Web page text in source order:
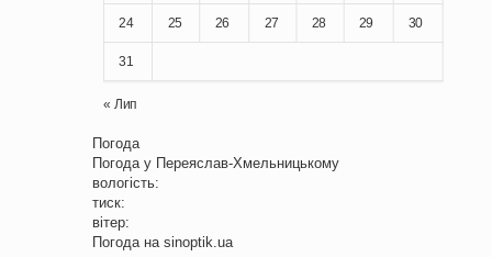
24 25 26 27 28 29 30
31
« Лип
Погода
Погода у Переяслав-Хмельницькому
вологість:
тиск:
вітер:
Погода на sinoptik.ua